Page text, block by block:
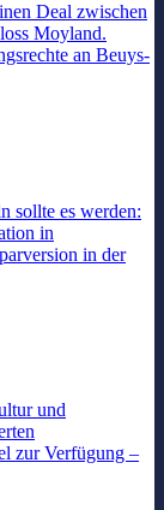
Deal zwischen
Moyland.
an Beuys-
sollte es werden:
in
in der
und
zur Verfügung –